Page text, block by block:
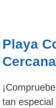
Playa
tan